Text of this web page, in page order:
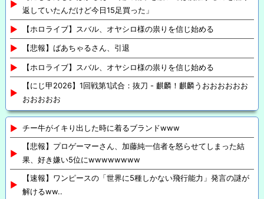
返していたんだけど今日15足買った」
【ホロライブ】スバル、オヤシロ様の祟りを信じ始める
【悲報】ばあちゃるさん、引退
【ホロライブ】スバル、オヤシロ様の祟りを信じ始める
【にじ甲2026】1回戦第1試合：抜刀 - 麒麟！麒麟うおおおおおお
おおおおお
チー牛がイキり出した時に着るブランドwww
【悲報】プロゲーマーさん、加藤純一信者を怒らせてしまった結
果、好き嫌い5位にwwwwwwww
【速報】ワンピースの「世界に5種しかない飛行能力」発言の謎が
解けるww..